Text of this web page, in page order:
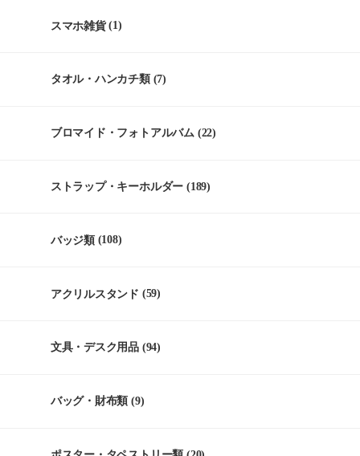
スマホ雑貨(1)
タオル・ハンカチ類(7)
ブロマイド・フォトアルバム (22)
ストラップ・キーホルダー (189)
バッジ類(108)
アクリルスタンド (59)
文具・デスク用品 (94)
バッグ・財布類 (9)